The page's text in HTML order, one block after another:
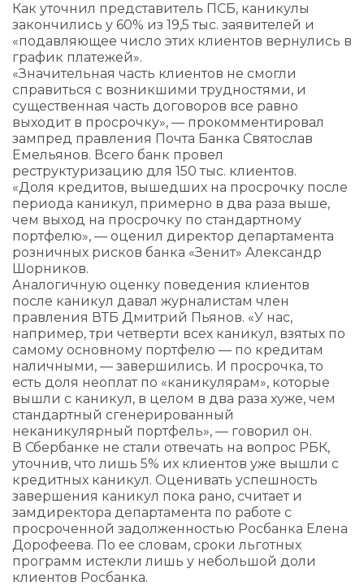
Как уточнил представитель ПСБ, каникулы
закончились у 60% из 19,5 тыс. заявителей и
«подавляющее число этих клиентов вернулись в
график платежей».
«Значительная часть клиентов не смогли
справиться с возникшими трудностями, и
существенная часть договоров все равно
выходит в просрочку», — прокомментировал
зампред правления Почта Банка Святослав
Емельянов. Всего банк провел
реструктуризацию для 150 тыс. клиентов.
«Доля кредитов, вышедших на просрочку после
периода каникул, примерно в два раза выше,
чем выход на просрочку по стандартному
портфелю», — оценил директор департамента
розничных рисков банка «Зенит» Александр
Шорников.
Аналогичную оценку поведения клиентов
после каникул давал журналистам член
правления ВТБ Дмитрий Пьянов. «У нас,
например, три четверти всех каникул, взятых по
самому основному портфелю — по кредитам
наличными, — завершились. И просрочка, то
есть доля неоплат по «каникулярам», которые
вышли с каникул, в целом в два раза хуже, чем
стандартный сгенерированный
неканикулярный портфель», — говорил он.
В Сбербанке не стали отвечать на вопрос РБК,
уточнив, что лишь 5% их клиентов уже вышли с
кредитных каникул. Оценивать успешность
завершения каникул пока рано, считает и
замдиректора департамента по работе с
просроченной задолженностью Росбанка Елена
Дорофеева. По ее словам, сроки льготных
программ истекли лишь у небольшой доли
клиентов Росбанка.